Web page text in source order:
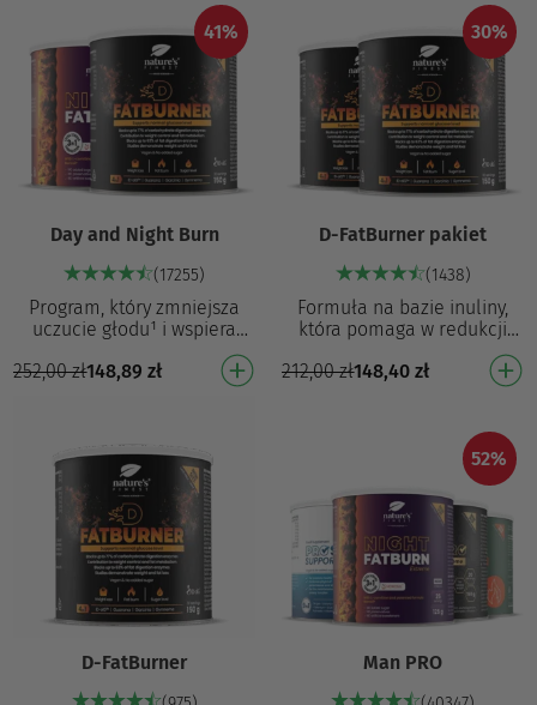
41%
Day and Night Burn
(17255)
Program, który zmniejsza
uczucie głodu¹ i wspiera
odchudzanie9 D-FatBurner:
Zmniejsza uczucie głodu¹
252,00zł148,89zł
30%
D-FatBurner pakiet
(1438)
Formuła na bazie inuliny,
która pomaga w redukcji
przyczynia się do utraty masy
212,00zł148,40zł
D-FatBurner
52%
Man PRO